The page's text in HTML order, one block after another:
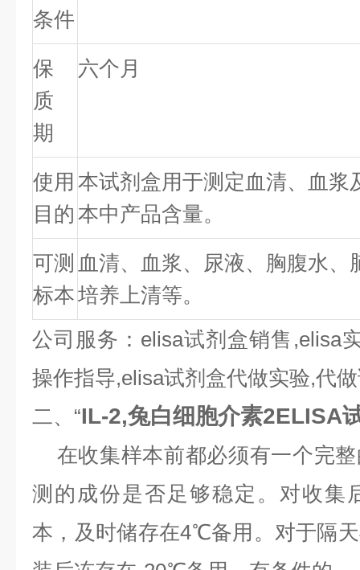
条件
保
质
期
六个月
使用
目的
本试剂盒用于测定血清、血浆
本中产品含量。
可测
标本
血清、血浆、尿液、胸腹水、
培养上清等。
公司服务：elisa试剂盒销售,elisa
操作指导,elisa试剂盒代做实验,代
二、“IL-2,兔白细胞介素2ELISA
在收集样本前都必须有一个完
测的成份是否足够稳定。对收集
本，及时储存在4℃备用。对于隔